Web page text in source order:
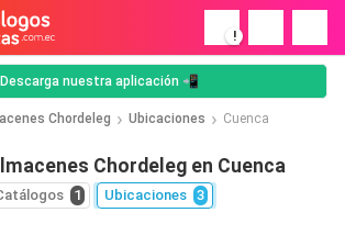
!
Descarga nuestra aplicación 📲
Chordeleg Ubicaciones Cuenca
Chordeleg en Cuenca
1 Ubicaciones 3